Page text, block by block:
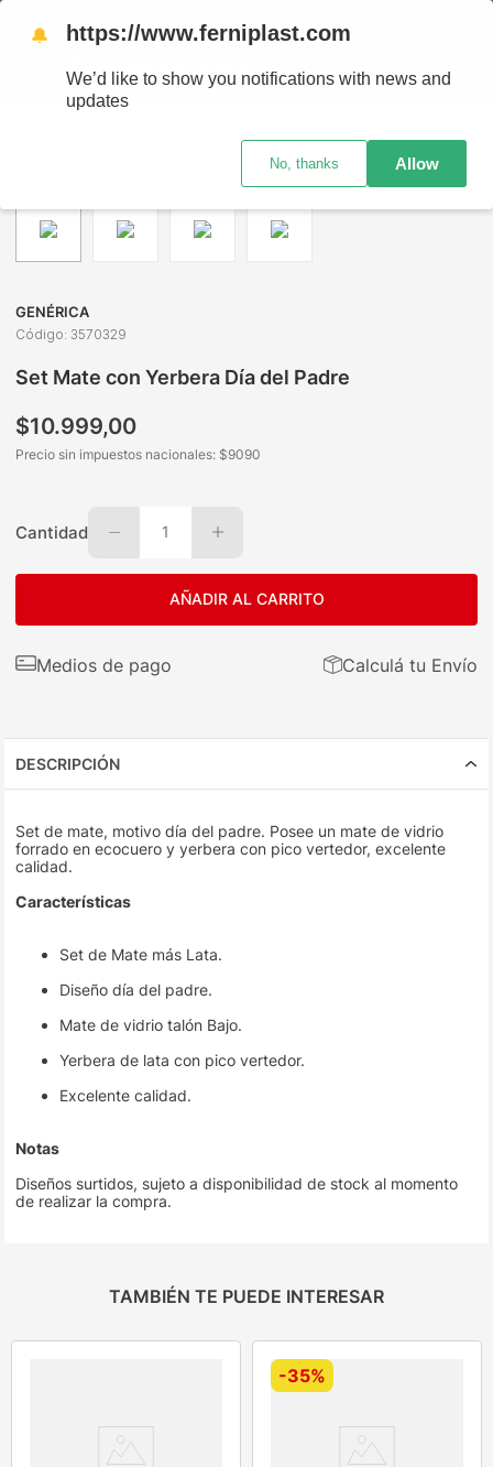
GENÉRICA
Código:3570329
Set Mate con Yerbera Día del Padre
$10.999,00
Precio sin impuestos nacionales: $9090
Cantidad 1
AÑADIR AL CARRITO
Medios de pago Calculá tu Envío
DESCRIPCIÓN
Set de mate, motivo día del padre. Posee un mate de vidrio
forrado en ecocuero y yerbera con pico vertedor, excelente
calidad.
Características
Set de Mate más Lata.
Diseño día del padre.
Mate de vidrio talón Bajo.
Yerbera de lata con pico vertedor.
Excelente calidad.
Notas
Diseños surtidos, sujeto a disponibilidad de stock al momento
de realizar la compra.
TAMBIÉN TE PUEDE INTERESAR
-35%
🔔 https://www.ferniplast.com
We’d like to show you notifications with news and
updates
No, thanks Allow